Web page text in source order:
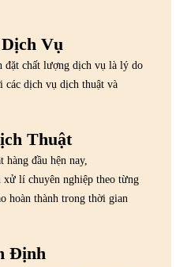
Vụ
đặt chất lượng dịch vụ là lý do
các dịch vụ dịch thuật và
Thuật
đầu hện nay,
xử lí chuyên nghiệp theo từng
hoàn thành trong thời gian
Định